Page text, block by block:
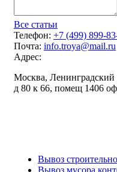
Все статьи
Телефон: +7 (499) 899-
Почта: info.troya@mail.ru
Адрес:
Москва, Ленинградский
д 80 к 66, помещ 1406
Вывоз